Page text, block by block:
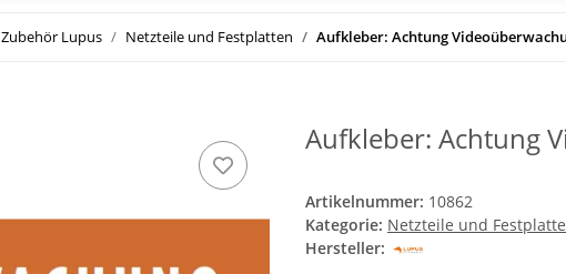
Zubehör Lupus Netzteile und Festplatten Aufkleber: Achtung
Aufkleber: Achtung
Artikelnummer: 10862
Kategorie: Netzteile und
Hersteller: